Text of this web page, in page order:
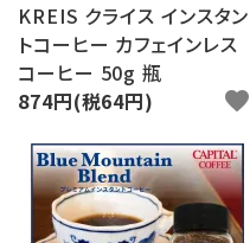
KREIS クライス インスタン
トコーヒー カフェインレス
コーヒー 50g 瓶
874円(税64円)
favorite